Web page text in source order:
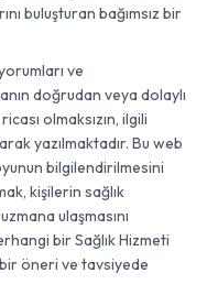
buluşturan bağımsız bir
ve
doğrudan veya dolaylı
olmaksızın, ilgili
yazılmaktadır. Bu web
bilgilendirilmesini
kişilerin sağlık
ulaşmasını
bir Sağlık Hizmeti
bir öneri ve tavsiyede